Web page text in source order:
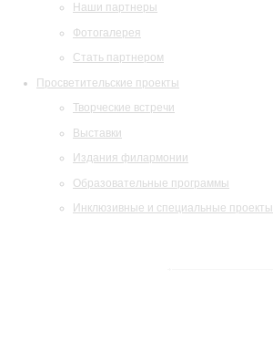
Наши партнеры
Фотогалерея
Стать партнером
Просветительские проекты
Творческие встречи
Выставки
Издания филармонии
Образовательные программы
Инклюзивные и специальные проекты